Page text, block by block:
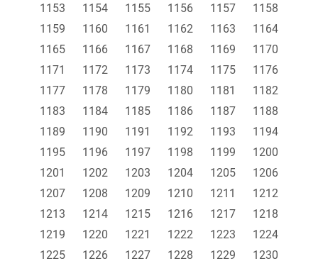
1153 1154 1155 1156 1157
1158
1159
1160 1161 1162 1163
1164
1165
1166 1167 1168 1169
1170
1171
1172 1173 1174 1175
1176
1177
1178 1179 1180 1181
1182
1183
1184 1185 1186 1187
1188
1189
1190 1191 1192 1193
1194
1195
1196 1197 1198 1199
1200
1201
1202 1203 1204 1205
1206
1207
1208 1209 1210 1211
1212
1213
1214 1215 1216 1217
1218
1219
1220 1221 1222 1223
1224
1225
1226 1227 1228 1229
1230